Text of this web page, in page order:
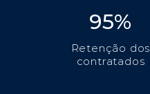
95%
Retenção dos
contratados